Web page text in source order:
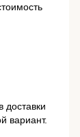
доставки
вариант.